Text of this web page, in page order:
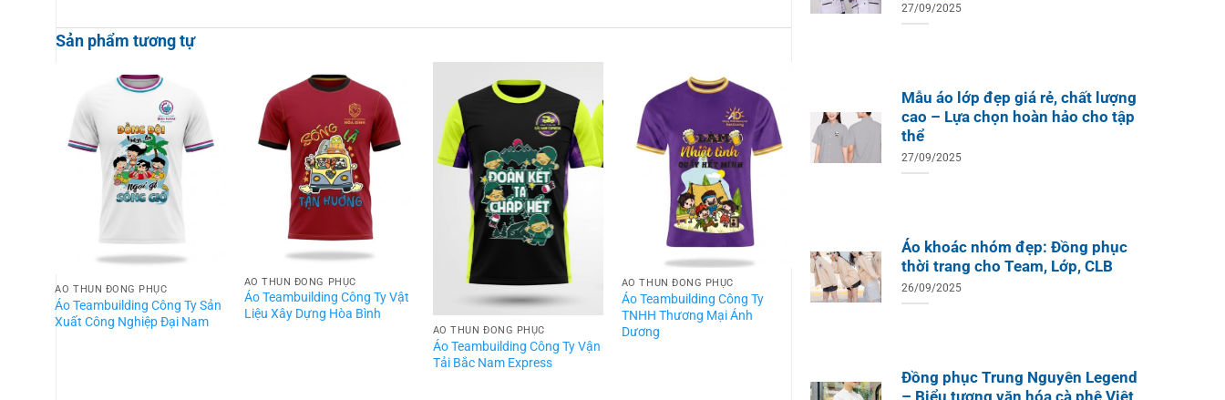
Sản phẩm tương tự
ÁO THUN ĐỒNG PHỤC
Áo Teambuilding Công Ty Sản
Xuất Công Nghiệp Đại Nam
ÁO THUN ĐỒNG PHỤC
Áo Teambuilding Công Ty Vật
Liệu Xây Dựng Hòa Bình
ÁO THUN ĐỒNG PHỤC
Áo Teambuilding Công Ty Vận
Tải Bắc Nam Express
ÁO THUN ĐỒNG PHỤC
Áo Teambuilding Công Ty
TNHH Thương Mại Ánh
Dương
Thủy Sản Biển Xanh
27/09/2025
Mẫu áo lớp đẹp giá rẻ, chất lượng
cao – Lựa chọn hoàn hảo cho tập
thể
27/09/2025
Áo khoác nhóm đẹp: Đồng phục
thời trang cho Team, Lớp, CLB
26/09/2025
Đồng phục Trung Nguyên Legend